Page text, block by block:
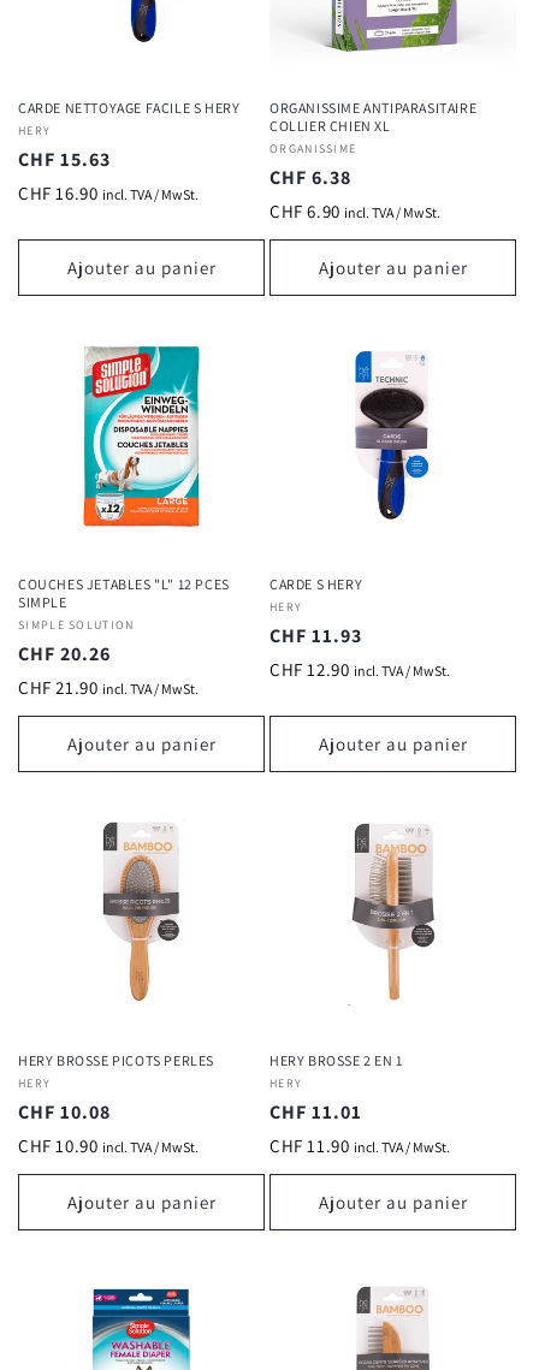
CARDE NETTOYAGE FACILE S HERY
Fournisseur :
HERY
Prix
habituel
CHF 15.63
CHF 16.90 incl. TVA / MwSt.
Ajouter au panier
ORGANISSIME ANTIPARASITAIRE
COLLIER CHIEN XL
Fournisseur :
ORGANISSIME
Prix
habituel
CHF 6.38
CHF 6.90 incl. TVA / MwSt.
Ajouter au panier
COUCHES JETABLES "L" 12 PCES
SIMPLE
Fournisseur :
SIMPLE SOLUTION
Prix
habituel
CHF 20.26
CHF 21.90 incl. TVA / MwSt.
Ajouter au panier
CARDE S HERY
Fournisseur :
HERY
Prix
habituel
CHF 11.93
CHF 12.90 incl. TVA / MwSt.
Ajouter au panier
HERY BROSSE PICOTS PERLES
Fournisseur :
HERY
Prix
habituel
CHF 10.08
CHF 10.90 incl. TVA / MwSt.
Ajouter au panier
HERY BROSSE 2 EN 1
Fournisseur :
HERY
Prix
habituel
CHF 11.01
CHF 11.90 incl. TVA / MwSt.
Ajouter au panier